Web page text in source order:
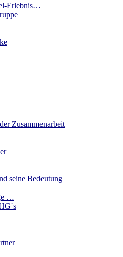
Erlebnis…
Zusammenarbeit
seine Bedeutung
…